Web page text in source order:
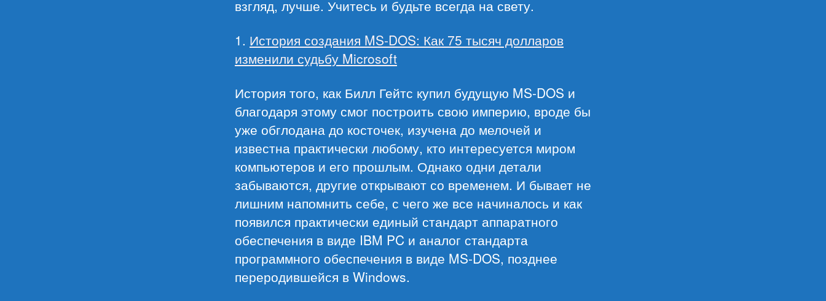
взгляд, лучше. Учитесь и будьте всегда на свету.
1. История создания MS-DOS: Как 75 тысяч долларов
изменили судьбу Microsoft
История того, как Билл Гейтс купил будущую MS-DOS и
благодаря этому смог построить свою империю, вроде бы
уже обглодана до косточек, изучена до мелочей и
известна практически любому, кто интересуется миром
компьютеров и его прошлым. Однако одни детали
забываются, другие открывают со временем. И бывает не
лишним напомнить себе, с чего же все начиналось и как
появился практически единый стандарт аппаратного
обеспечения в виде IBM PC и аналог стандарта
программного обеспечения в виде MS-DOS, позднее
переродившейся в Windows.